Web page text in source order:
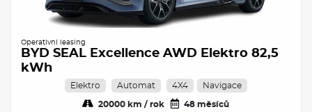
Operativní leasing
BYD SEAL Excellence AWD Elektro 82,5
kWh
Elektro Automat 4X4 Navigace
20000 km / rok 48 měsíců